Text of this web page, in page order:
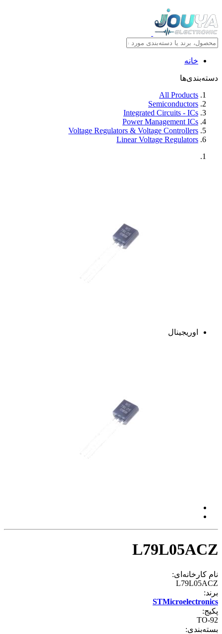
خانه
دسته‌بندی‌ها
All Products
Semiconductors
Integrated Circuits - ICs
Power Management ICs
Voltage Regulators & Voltage Controllers
Linear Voltage Regulators
اوریجینال
L79L05ACZ
نام کارخانه‌ای:
L79L05ACZ
برند:
STMicroelectronics
پکیج:
TO-92
بسته‌بندی: